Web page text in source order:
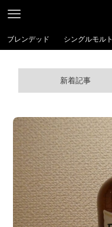
ブレンデッド シングルモルト
新着記事